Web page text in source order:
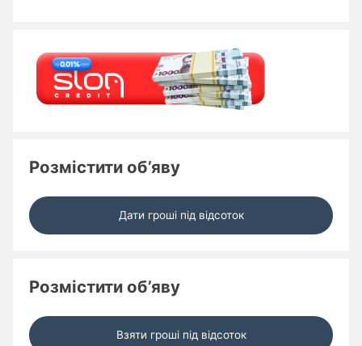
Розмістити об’яву
Дати гроші під відсоток
Розмістити об’яву
Взяти гроші під відсоток